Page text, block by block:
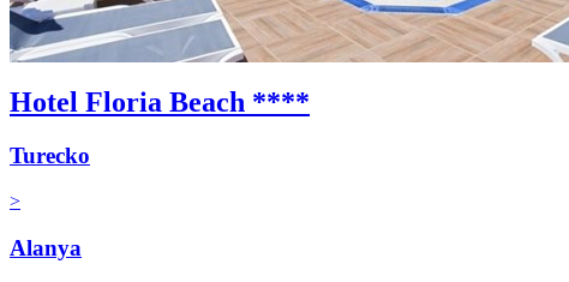
Hotel Floria Beach ****
Turecko
>
Alanya